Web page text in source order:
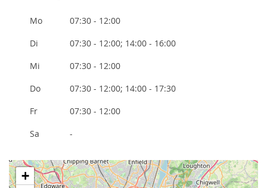
Mo
07:30 - 12:00
Di
07:30 - 12:00; 14:00 - 16:00
Mi
07:30 - 12:00
Do
07:30 - 12:00; 14:00 - 17:30
Fr
07:30 - 12:00
Sa
-
+